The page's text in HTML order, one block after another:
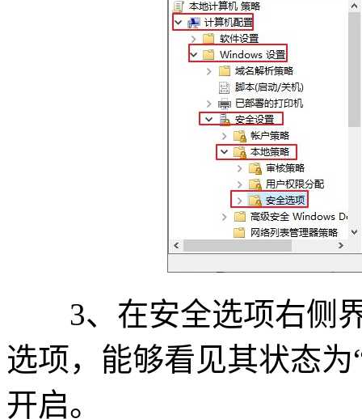
3、在安全选项右侧界
选项，能够看见其状态
开启。